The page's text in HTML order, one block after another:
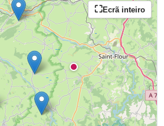
Ecrã inteiro